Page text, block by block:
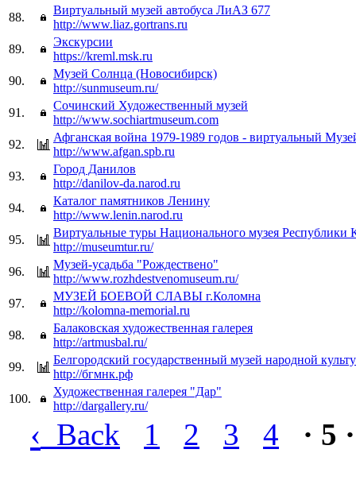
88.
Виртуальный музей автобуса ЛиАЗ 677
http://www.liaz.gortrans.ru
89.
Экскурсии
https://kreml.msk.ru
90.
Музей Солнца (Новосибирск)
http://sunmuseum.ru/
91.
Сочинский Художественный музей
http://www.sochiartmuseum.com
92.
Афганская война 1979-1989 годов - виртуальный
http://www.afgan.spb.ru
93.
Город Данилов
http://danilov-da.narod.ru
94.
Каталог памятников Ленину
http://www.lenin.narod.ru
95.
Виртуальные туры Национального музея Республики
http://museumtur.ru/
96.
Музей-усадьба "Рождествено"
http://www.rozhdestvenomuseum.ru/
97.
МУЗЕЙ БОЕВОЙ СЛАВЫ г.Коломна
http://kolomna-memorial.ru
98.
Балаковская художественная галерея
http://artmusbal.ru/
99.
Белгородский государственный музей народной
http://бгмнк.рф
100.
Художественная галерея "Дар"
http://dargallery.ru/
‹ Back 1 2 3 4 · 5 ·